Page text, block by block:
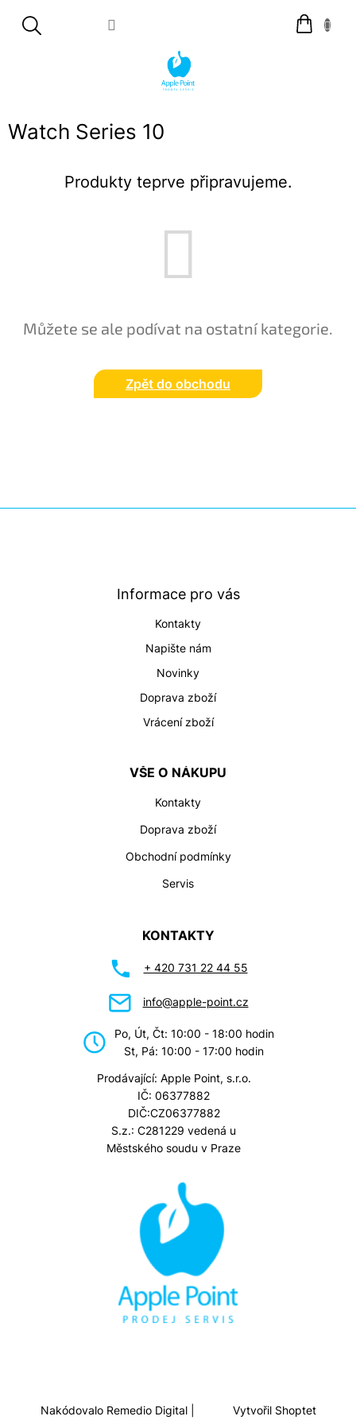
Nákupní
košík
Watch Series 10
Produkty teprve připravujeme.
Můžete se ale podívat na ostatní kategorie.
Zpět do obchodu
Informace pro vás
Kontakty
Napište nám
Novinky
Doprava zboží
Vrácení zboží
VŠE O NÁKUPU
Kontakty
Doprava zboží
Obchodní podmínky
Servis
KONTAKTY
+ 420 731 22 44 55
info@apple-point.cz
Po, Út, Čt: 10:00 - 18:00 hodin
St, Pá: 10:00 - 17:00 hodin
Prodávající: Apple Point, s.r.o.
IČ: 06377882
DIČ:CZ06377882
S.z.: C281229 vedená u
Městského soudu v Praze
Nakódovalo Remedio Digital| Vytvořil Shoptet